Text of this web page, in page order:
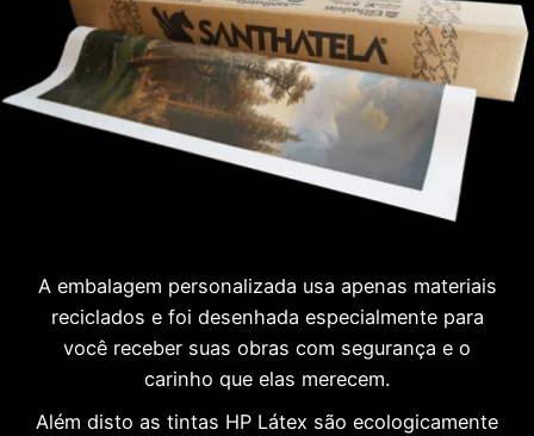
A embalagem personalizada usa apenas materiais
reciclados e foi desenhada especialmente para
você receber suas obras com segurança e o
carinho que elas merecem.
Além disto as tintas HP Látex são ecologicamente